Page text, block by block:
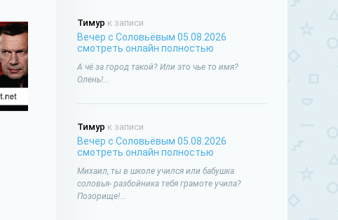
Тимур к записи
Вечер с Соловьёвым 05.08.2026
смотреть онлайн полностью
А чё за город такой? Или это чье то имя?
Олень!...
Тимур к записи
Вечер с Соловьёвым 05.08.2026
смотреть онлайн полностью
Михаил, ты в школе учился или бабушка
соловья- разбойника тебя грамоте учила?
Позорище!...